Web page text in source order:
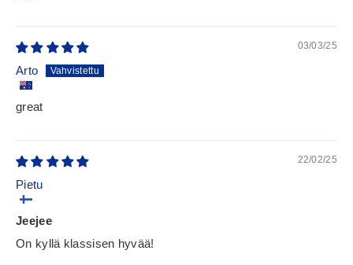
03/03/25
Arto
great
22/02/25
Pietu
Jeejee
On kyllä klassisen hyvää!